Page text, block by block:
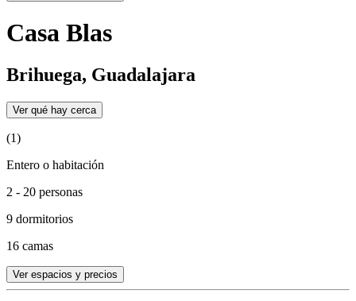
Casa Blas
Brihuega, Guadalajara
Ver qué hay cerca
(1)
Entero o habitación
2 - 20 personas
9 dormitorios
16 camas
Ver espacios y precios